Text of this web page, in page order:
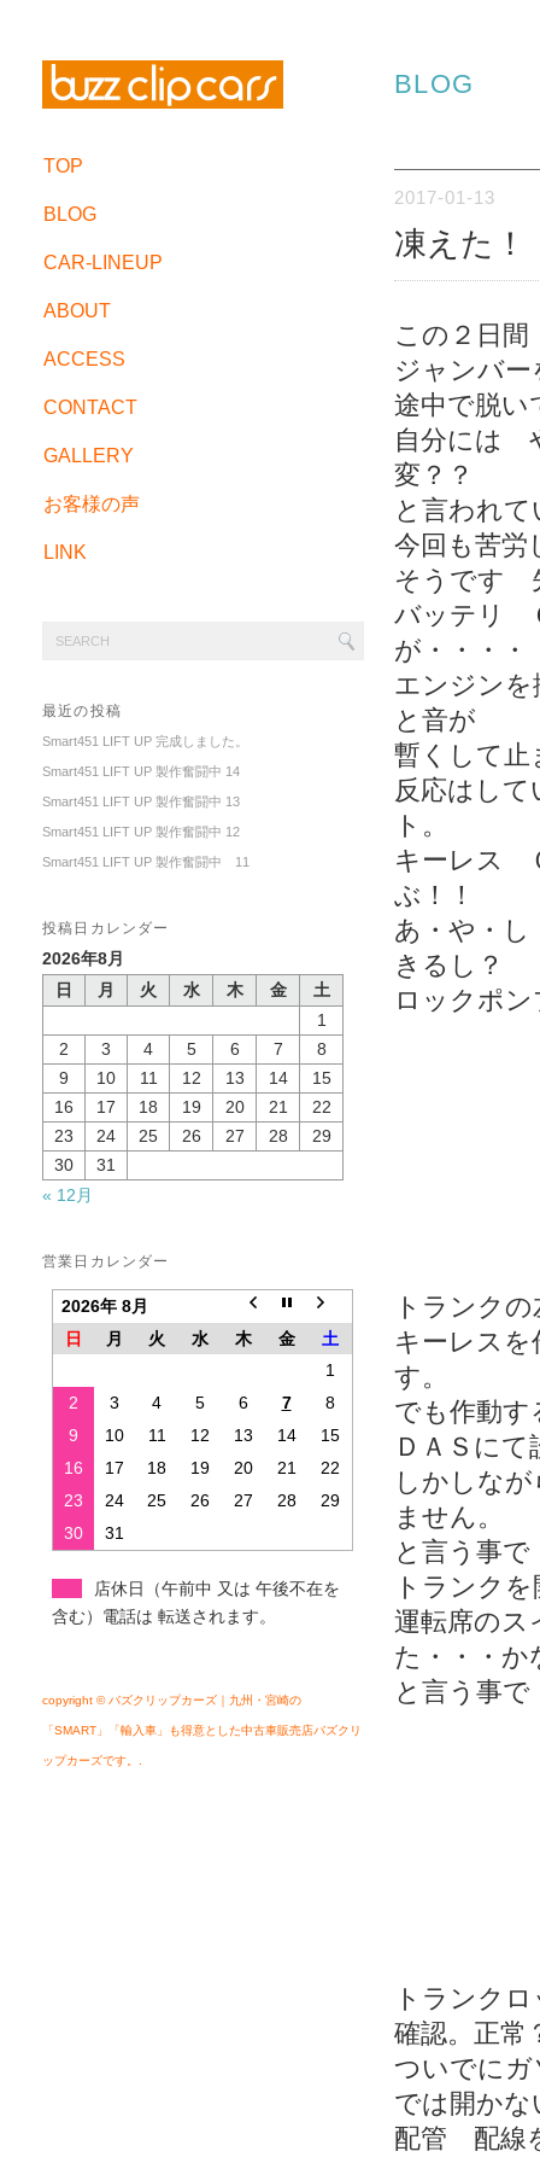
TOP
BLOG
CAR-LINEUP
ABOUT
ACCESS
CONTACT
GALLERY
お客様の声
LINK
最近の投稿
Smart451 LIFT UP 完成しました。
Smart451 LIFT UP 製作奮闘中 14
Smart451 LIFT UP 製作奮闘中 13
Smart451 LIFT UP 製作奮闘中 12
Smart451 LIFT UP 製作奮闘中 11
投稿日カレンダー
2026年8月
日
月 火 水 木 金
土
1
2
3 4 5 6 7
8
9
10 11 12 13 14
15
16
17 18 19 20 21
22
23
24 25 26 27 28
29
30
31
« 12月
営業日カレンダー
2026年 8月
日
月 火 水 木 金
土
1
2
3 4 5 6 7
8
9
10 11 12 13 14
15
16
17 18 19 20 21
22
23
24 25 26 27 28
29
30
31
店休日（午前中 又は 午後不在を
含む）電話は 転送されます。
copyright © バズクリップカーズ｜九州・宮崎の
「SMART」「輸入車」も得意とした中古車販売店バズクリ
ップカーズです。.
BLOG
2017-01-13
凍えた
この２日
ジャンバ
途中で脱
自分には
変？？
と言われ
今回も苦
そうです
バッテリ
が・・・・
エンジン
と音が
暫くして
反応はし
ト。
キーレス
ぶ！！
あ・や・
きるし？
ロックポ
トランク
キーレス
す。
でも作動
ＤＡＳに
しかしな
ません。
と言う事
トランク
運転席の
た・・・か
と言う事で
トランク
確認。正常
ついでに
では開かな
配管 配線